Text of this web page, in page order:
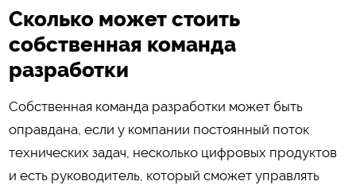
Сколько может стоить
собственная команда
разработки
Собственная команда разработки может быть
оправдана, если у компании постоянный поток
технических задач, несколько цифровых продуктов
и есть руководитель, который сможет управлять